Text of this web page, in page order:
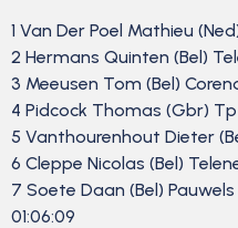
1 Van Der Poel Mathieu
2 Hermans Quinten (Bel)
3 Meeusen Tom (Bel)
4 Pidcock Thomas (Gbr) Tp
5 Vanthourenhout Dieter
6 Cleppe Nicolas (Bel)
7 Soete Daan (Bel)
01:06:09